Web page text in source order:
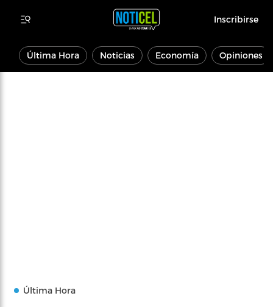
Inscribirse
Última Hora Noticias Economía Opiniones
Última Hora